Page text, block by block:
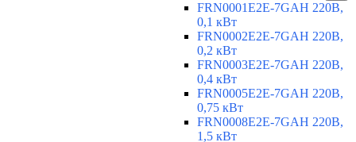
FRN0001E2E-7GAH 220В,
0,1 кВт
FRN0002E2E-7GAH 220В,
0,2 кВт
FRN0003E2E-7GAH 220В,
0,4 кВт
FRN0005E2E-7GAH 220В,
0,75 кВт
FRN0008E2E-7GAH 220В,
1,5 кВт